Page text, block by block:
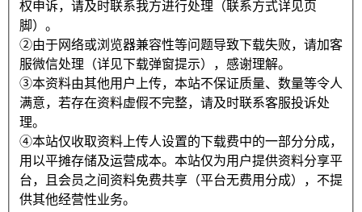
权申诉，请及时联系我方进行处理（联系方式详见页
脚）。
②由于网络或浏览器兼容性等问题导致下载失败，请加客
服微信处理（详见下载弹窗提示），感谢理解。
③本资料由其他用户上传，本站不保证质量、数量等令人
满意，若存在资料虚假不完整，请及时联系客服投诉处
理。
④本站仅收取资料上传人设置的下载费中的一部分分成，
用以平摊存储及运营成本。本站仅为用户提供资料分享平
台，且会员之间资料免费共享（平台无费用分成），不提
供其他经营性业务。